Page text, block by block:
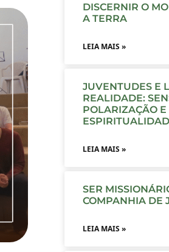
DISCERNIR O
A TERRA
LEIA MAIS »
JUVENTUDES E
REALIDADE:
POLARIZAÇÃO E
LEIA MAIS »
SER
COMPANHIA DE
LEIA MAIS »